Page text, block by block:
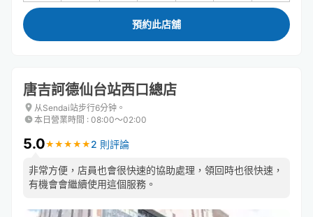
預約此店舖
唐吉訶德仙台站西口總店
从Sendai站步行6分钟。
本日營業時間 : 08:00〜02:00
5.0★ ★ ★ ★ ★
★ ★ ★ ★ ★ 2 則評論
非常方便，店員也會很快速的協助處理，領回時也很快速，
有機會會繼續使用這個服務。